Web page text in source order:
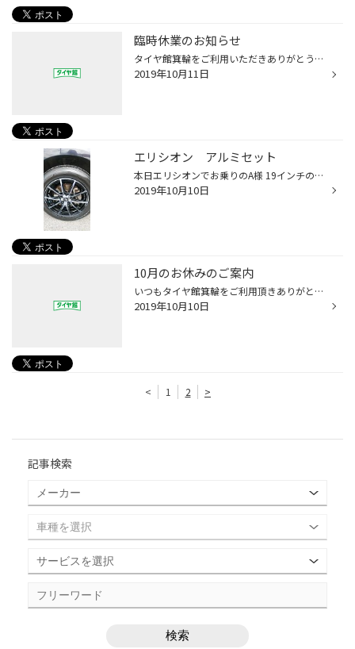
臨時休業のお知らせ
タイヤ館箕輪をご利用いただきありがとうございます。 明日10/12【土】台風接近の為臨時休業とさせていただきます。 ご迷惑をおかけ致します。よろしくお願いいたします。
2019年10月11日
エリシオン アルミセット
本日エリシオンでお乗りのA様 19インチのタイヤをお探しでしたが、ホイールがお疲れでしたので心機一転 17インチではありますがアルミセットでご購入いただけました。 乗り味も良くなり、ご満足いただけました。 A様いつもありがとうございます スペック 215/60R17 ルフトRVⅡ シュナイダーDR01 17ｘ...
2019年10月10日
10月のお休みのご案内
いつもタイヤ館箕輪をご利用頂きありがとうございます 10月のお休みのご案内ですが 10/2（水）10/8（火）10/9（水）10/16（水）10/23（水）10/30（水） 上記の通りとなります。よろしくお願いいたします。
2019年10月10日
< 1 2 >
記事検索